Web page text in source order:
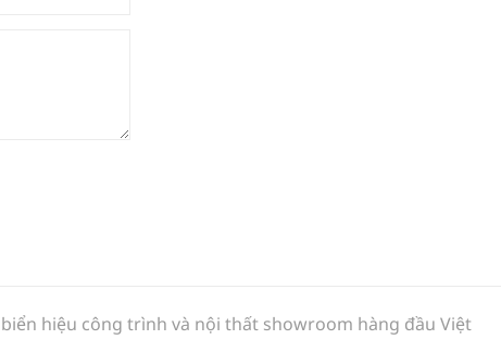
hiệu công trình và nội thất showroom hàng đầu Việt